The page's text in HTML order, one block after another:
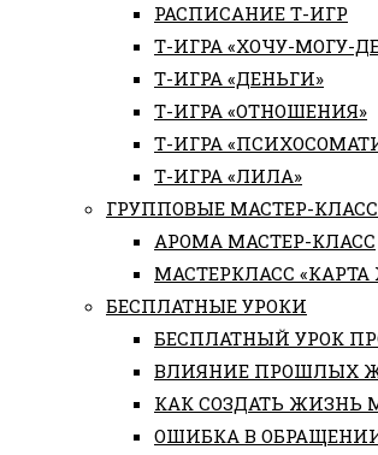
РАСПИСАНИЕ Т-ИГР
Т-ИГРА «ХОЧУ-МОГУ-
Т-ИГРА «ДЕНЬГИ»
Т-ИГРА «ОТНОШЕНИЯ»
Т-ИГРА
Т-ИГРА «ЛИЛА»
ГРУППОВЫЕ МАСТЕР-
АРОМА МАСТЕР-КЛАСС
МАСТЕРКЛАСС
БЕСПЛАТНЫЕ УРОКИ
БЕСПЛАТНЫЙ УРОК
ВЛИЯНИЕ ПРОШЛЫХ
КАК СОЗДАТЬ ЖИЗНЬ
ОШИБКА В